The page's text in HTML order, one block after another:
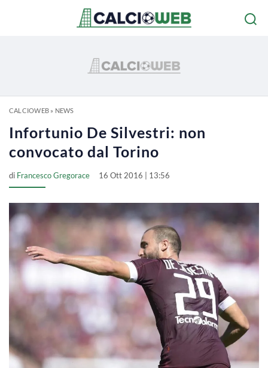
CALCIOWEB» NEWS
Infortunio De Silvestri: non
convocato dal Torino
di Francesco Gregorace 16 Ott 2016 | 13:56